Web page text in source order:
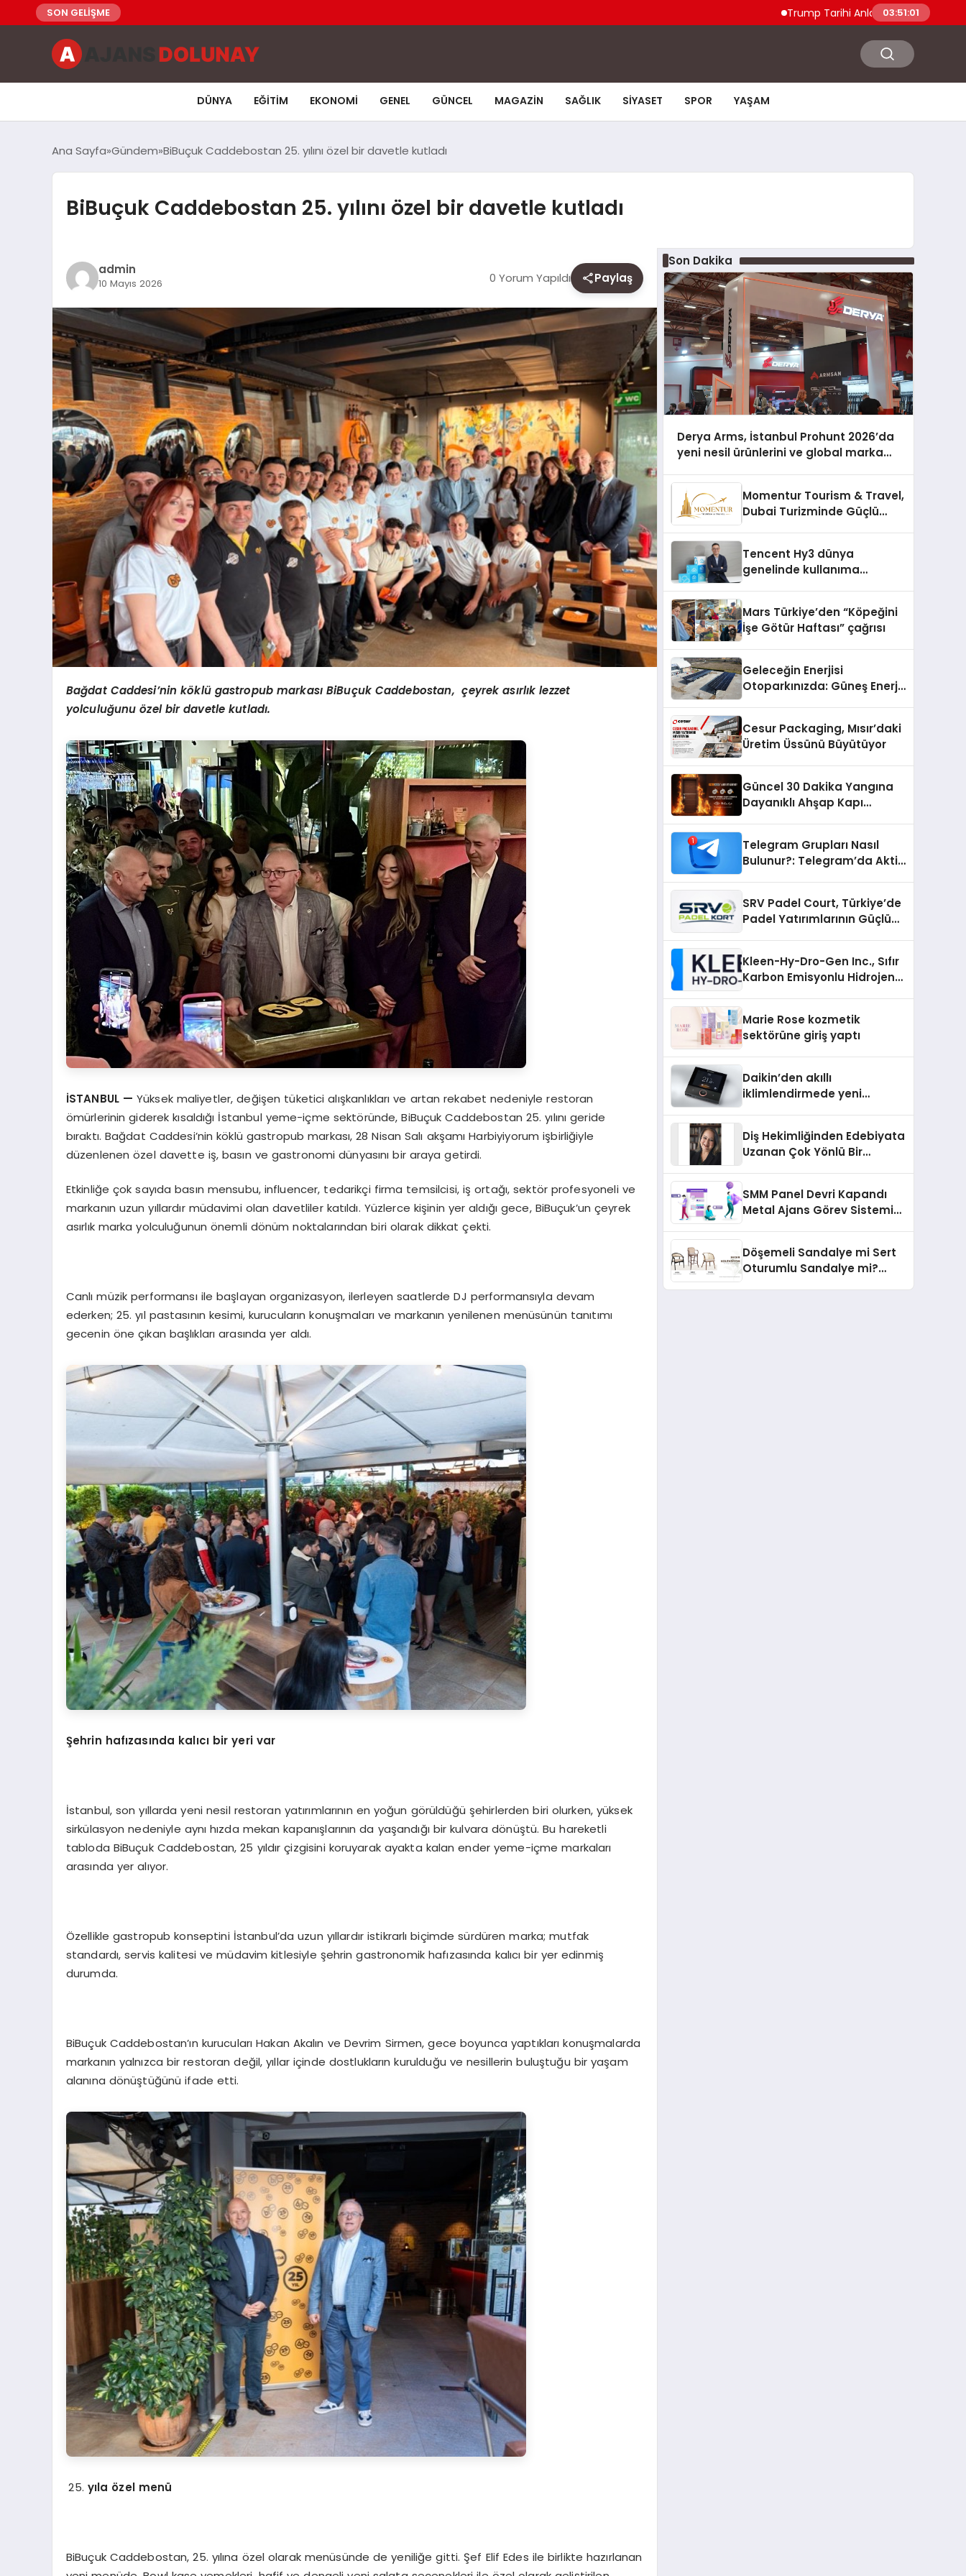
SON GELİŞME Trump Tarihi Anlaşma Duyurdu Hamas ve
03:51:03
DÜNYA EĞITIM EKONOMI GENEL GÜNCEL MAGAZIN SAĞLIK SIYASET SPOR YAŞAM
Ana Sayfa Gündem BiBuçuk Caddebostan 25. yılını özel bir davetle kutladı
BiBuçuk Caddebostan 25. yılını özel bir davetle kutladı
admin
10 Mayıs 2026 0 Yorum Yapıldı Paylaş
Bağdat Caddesi’nin köklü gastropub markası BiBuçuk Caddebostan, çeyrek asırlık lezzet
yolculuğunu özel bir davetle kutladı.
İSTANBUL — Yüksek maliyetler, değişen tüketici alışkanlıkları ve artan rekabet nedeniyle restoran
ömürlerinin giderek kısaldığı İstanbul yeme-içme sektöründe, BiBuçuk Caddebostan 25. yılını geride
bıraktı. Bağdat Caddesi’nin köklü gastropub markası, 28 Nisan Salı akşamı Harbiyiyorum işbirliğiyle
düzenlenen özel davette iş, basın ve gastronomi dünyasını bir araya getirdi.
Etkinliğe çok sayıda basın mensubu, influencer, tedarikçi firma temsilcisi, iş ortağı, sektör profesyoneli ve
markanın uzun yıllardır müdavimi olan davetliler katıldı. Yüzlerce kişinin yer aldığı gece, BiBuçuk’un çeyrek
asırlık marka yolculuğunun önemli dönüm noktalarından biri olarak dikkat çekti.
Canlı müzik performansı ile başlayan organizasyon, ilerleyen saatlerde DJ performansıyla devam
ederken; 25. yıl pastasının kesimi, kurucuların konuşmaları ve markanın yenilenen menüsünün tanıtımı
gecenin öne çıkan başlıkları arasında yer aldı.
Şehrin hafızasında kalıcı bir yeri var
İstanbul, son yıllarda yeni nesil restoran yatırımlarının en yoğun görüldüğü şehirlerden biri olurken, yüksek
sirkülasyon nedeniyle aynı hızda mekan kapanışlarının da yaşandığı bir kulvara dönüştü. Bu hareketli
tabloda BiBuçuk Caddebostan, 25 yıldır çizgisini koruyarak ayakta kalan ender yeme-içme markaları
arasında yer alıyor.
Özellikle gastropub konseptini İstanbul’da uzun yıllardır istikrarlı biçimde sürdüren marka; mutfak
standardı, servis kalitesi ve müdavim kitlesiyle şehrin gastronomik hafızasında kalıcı bir yer edinmiş
durumda.
BiBuçuk Caddebostan’ın kurucuları Hakan Akalın ve Devrim Sirmen, gece boyunca yaptıkları konuşmalarda
markanın yalnızca bir restoran değil, yıllar içinde dostlukların kurulduğu ve nesillerin buluştuğu bir yaşam
alanına dönüştüğünü ifade etti.
yıla özel menü
BiBuçuk Caddebostan, 25. yılına özel olarak menüsünde de yeniliğe gitti. Şef Elif Edes ile birlikte hazırlanan
Son Dakika
Derya Arms, İstanbul Prohunt 2026’da
yeni nesil ürünlerini ve global marka
Momentur Tourism & Travel,
Dubai Turizminde Güçlü
Tencent Hy3 dünya
genelinde kullanıma
Mars Türkiye’den “Köpeğini
İşe Götür Haftası” çağrısı
Geleceğin Enerjisi
Otoparkınızda: Güneş Enerjili
Cesur Packaging, Mısır’daki
Üretim Üssünü Büyütüyor
Güncel 30 Dakika Yangına
Dayanıklı Ahşap Kapı
Telegram Grupları Nasıl
Bulunur?: Telegram’da Aktif
SRV Padel Court, Türkiye’de
Padel Yatırımlarının Güçlü
Kleen-Hy-Dro-Gen Inc., Sıfır
Karbon Emisyonlu Hidrojen
Aldı
Marie Rose kozmetik
sektörüne giriş yaptı
Daikin’den akıllı
iklimlendirmede yeni
Diş Hekimliğinden Edebiyata
Uzanan Çok Yönlü Bir
SMM Panel Devri Kapandı
Metal Ajans Görev Sistemi
Döşemeli Sandalye mi Sert
Oturumlu Sandalye mi?